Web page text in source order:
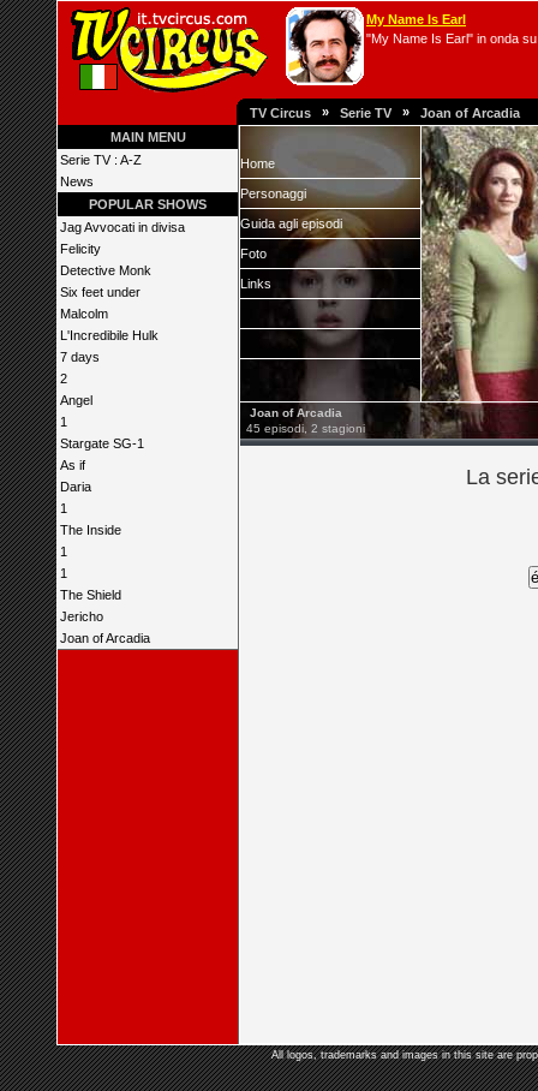
My Name Is Earl
"My Name Is Earl" in onda
TV Circus » Serie TV » Joan of Arcadia
MAIN MENU
Serie TV : A-Z
News
POPULAR SHOWS
Jag Avvocati in divisa
Felicity
Detective Monk
Six feet under
Malcolm
L'Incredibile Hulk
7 days
2
Angel
1
Stargate SG-1
As if
Daria
1
The Inside
1
1
The Shield
Jericho
Joan of Arcadia
Home
Personaggi
Guida agli episodi
Foto
Links
Joan of Arcadia
45 episodi, 2 stagioni
La
All logos, trademarks and images in this site are